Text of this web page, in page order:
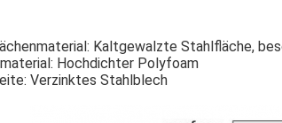
Kaltgewalzte Stahlfläche,
Hochdichter Polyfoam
Verzinktes Stahlblech